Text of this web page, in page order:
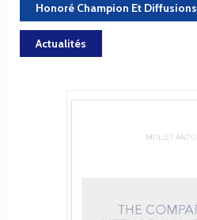
Honoré Champion Et Diffusions
Actualités